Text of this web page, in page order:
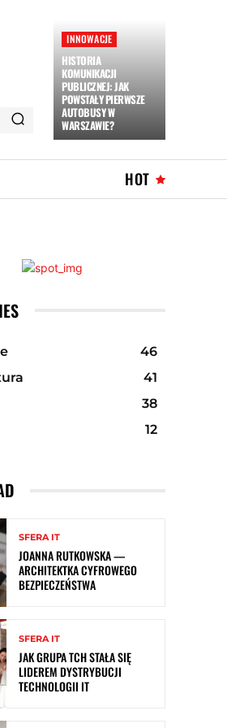
INNOWACJE
HISTORIA
KOMUNIKACJI
PUBLICZNEJ: JAK
POWSTAŁY PIERWSZE
AUTOBUSY W
WARSZAWIE?
HOT
46
41
38
12
SFERA IT
JOANNA RUTKOWSKA —
ARCHITEKTKA CYFROWEGO
BEZPIECZEŃSTWA
SFERA IT
JAK GRUPA TCH STAŁA SIĘ
LIDEREM DYSTRYBUCJI
TECHNOLOGII IT